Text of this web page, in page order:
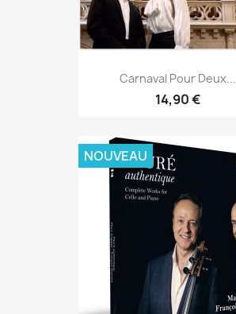
Carnaval Pour Deux...
14,90 €
NOUVEAU